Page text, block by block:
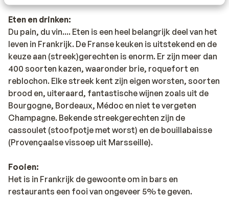
Eten en drinken:
Du pain, du vin.... Eten is een heel belangrijk deel van het
leven in Frankrijk. De Franse keuken is uitstekend en de
keuze aan (streek)gerechten is enorm. Er zijn meer dan
400 soorten kazen, waaronder brie, roquefort en
reblochon. Elke streek kent zijn eigen worsten, soorten
brood en, uiteraard, fantastische wijnen zoals uit de
Bourgogne, Bordeaux, Médoc en niet te vergeten
Champagne. Bekende streekgerechten zijn de
cassoulet (stoofpotje met worst) en de bouillabaisse
(Provençaalse vissoep uit Marsseille).
Fooien:
Het is in Frankrijk de gewoonte om in bars en
restaurants een fooi van ongeveer 5% te geven.